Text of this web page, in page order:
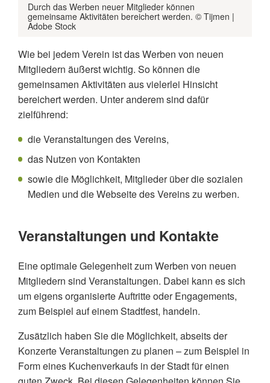
Durch das Werben neuer Mitglieder können
gemeinsame Aktivitäten bereichert werden. © Tijmen |
Adobe Stock
Wie bei jedem Verein ist das Werben von neuen
Mitgliedern äußerst wichtig. So können die
gemeinsamen Aktivitäten aus vielerlei Hinsicht
bereichert werden. Unter anderem sind dafür
zielführend:
die Veranstaltungen des Vereins,
das Nutzen von Kontakten
sowie die Möglichkeit, Mitglieder über die sozialen
Medien und die Webseite des Vereins zu werben.
Veranstaltungen und Kontakte
Eine optimale Gelegenheit zum Werben von neuen
Mitgliedern sind Veranstaltungen. Dabei kann es sich
um eigens organisierte Auftritte oder Engagements,
zum Beispiel auf einem Stadtfest, handeln.
Zusätzlich haben Sie die Möglichkeit, abseits der
Konzerte Veranstaltungen zu planen – zum Beispiel in
Form eines Kuchenverkaufs in der Stadt für einen